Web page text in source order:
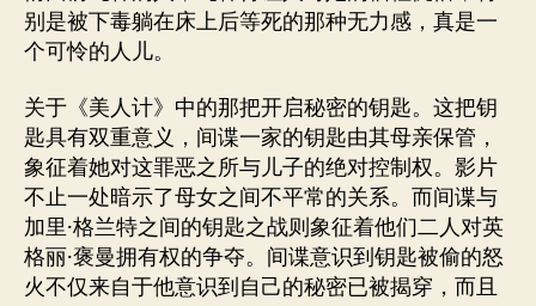
别是被下毒躺在床上后等死的那种无力感，真是一
个可怜的人儿。
关于《美人计》中的那把开启秘密的钥匙。这把钥
匙具有双重意义，间谍一家的钥匙由其母亲保管，
象征着她对这罪恶之所与儿子的绝对控制权。影片
不止一处暗示了母女之间不平常的关系。而间谍与
加里·格兰特之间的钥匙之战则象征着他们二人对英
格丽·褒曼拥有权的争夺。间谍意识到钥匙被偷的怒
火不仅来自于他意识到自己的秘密已被揭穿，而且